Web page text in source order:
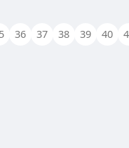
ယ်ရေးစနစ်၊ အာကာသ
36 37 38 39 40